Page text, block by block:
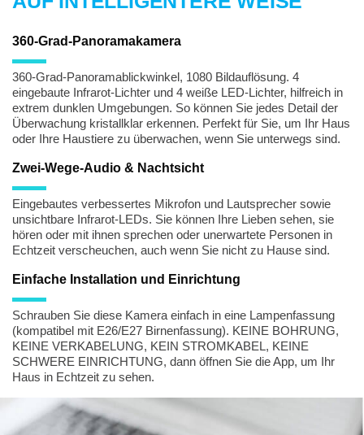
360-Grad-Panoramakamera
360-Grad-Panoramablickwinkel, 1080 Bildauflösung. 4
eingebaute Infrarot-Lichter und 4 weiße LED-Lichter, hilfreich in
extrem dunklen Umgebungen. So können Sie jedes Detail der
Überwachung kristallklar erkennen. Perfekt für Sie, um Ihr Haus
oder Ihre Haustiere zu überwachen, wenn Sie unterwegs sind.
Zwei-Wege-Audio & Nachtsicht
Eingebautes verbessertes Mikrofon und Lautsprecher sowie
unsichtbare Infrarot-LEDs. Sie können Ihre Lieben sehen, sie
hören oder mit ihnen sprechen oder unerwartete Personen in
Echtzeit verscheuchen, auch wenn Sie nicht zu Hause sind.
Einfache Installation und Einrichtung
Schrauben Sie diese Kamera einfach in eine Lampenfassung
(kompatibel mit E26/E27 Birnenfassung). KEINE BOHRUNG,
KEINE VERKABELUNG, KEIN STROMKABEL, KEINE
SCHWERE EINRICHTUNG, dann öffnen Sie die App, um Ihr
Haus in Echtzeit zu sehen.